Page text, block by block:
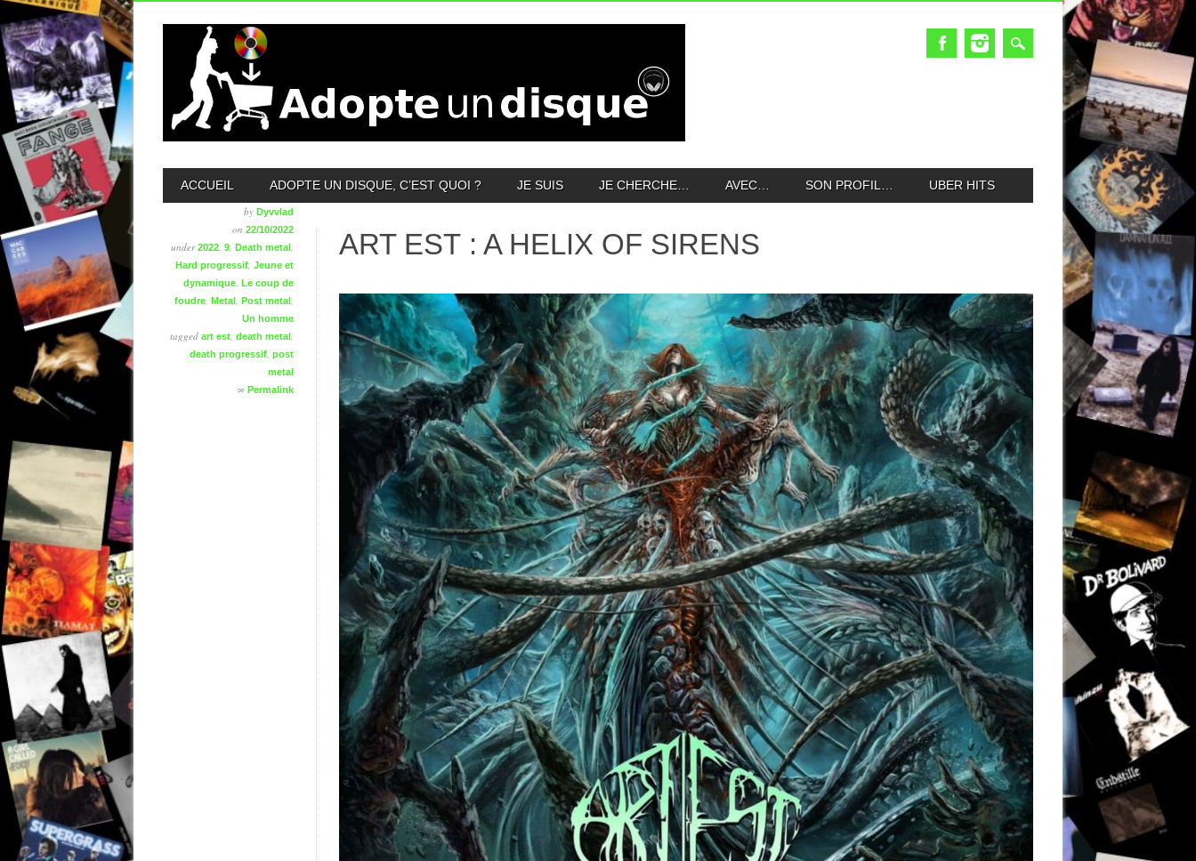
MAIN MENU
ACCUEIL ADOPTE UN DISQUE, C’EST QUOI ? JE SUIS JE CHERCHE… AVEC… SON PROFIL… UBER HITS
by Dyvvlad
on 22/10/2022
under2022 9 Death metal
Hard progressif Jeune et
dynamique Le coup de
foudre Metal Post metal
Un homme
tagged art est death metal
death progressif post
metal
∞ Permalink
ART EST : A HELIX OF SIRENS